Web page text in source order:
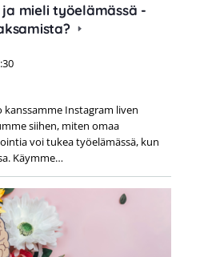
mieli työelämässä -
Instagram liven
siihen, miten omaa
voi tukea työelämässä, kun
Käymme…